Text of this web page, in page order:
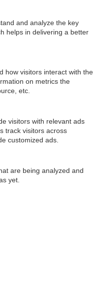
and analyze the key
helps in delivering a better
how visitors interact with the
on metrics the
etc.
visitors with relevant ads
track visitors across
customized ads.
are being analyzed and
yet.